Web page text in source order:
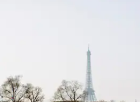
תנועות מגע או החלקה.